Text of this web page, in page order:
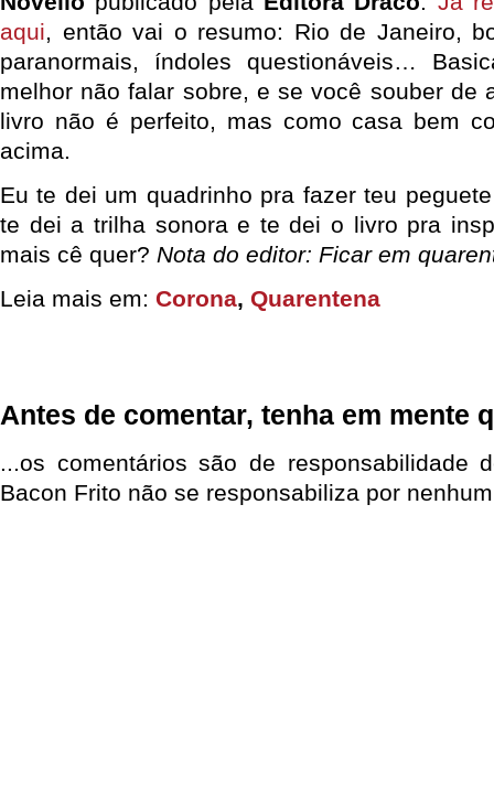
aqui, então vai o resumo: Rio de Janeiro,
paranormais, índoles questionáveis…
melhor não falar sobre, e se você souber de
livro não é perfeito, mas como casa bem
acima.
Eu te dei um quadrinho pra fazer teu
te dei a trilha sonora e te dei o livro pra
mais cê quer? Nota do editor: Ficar em
Leia mais em: Corona, Quarentena
Antes de comentar, tenha em mente
...os comentários são de responsabilidade
Bacon Frito não se responsabiliza por